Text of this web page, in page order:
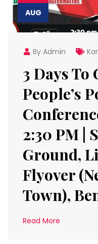
AUG
By Admin
3 Days To
People’s
2:30 PM |
Ground,
Flyover
Town),
Read More